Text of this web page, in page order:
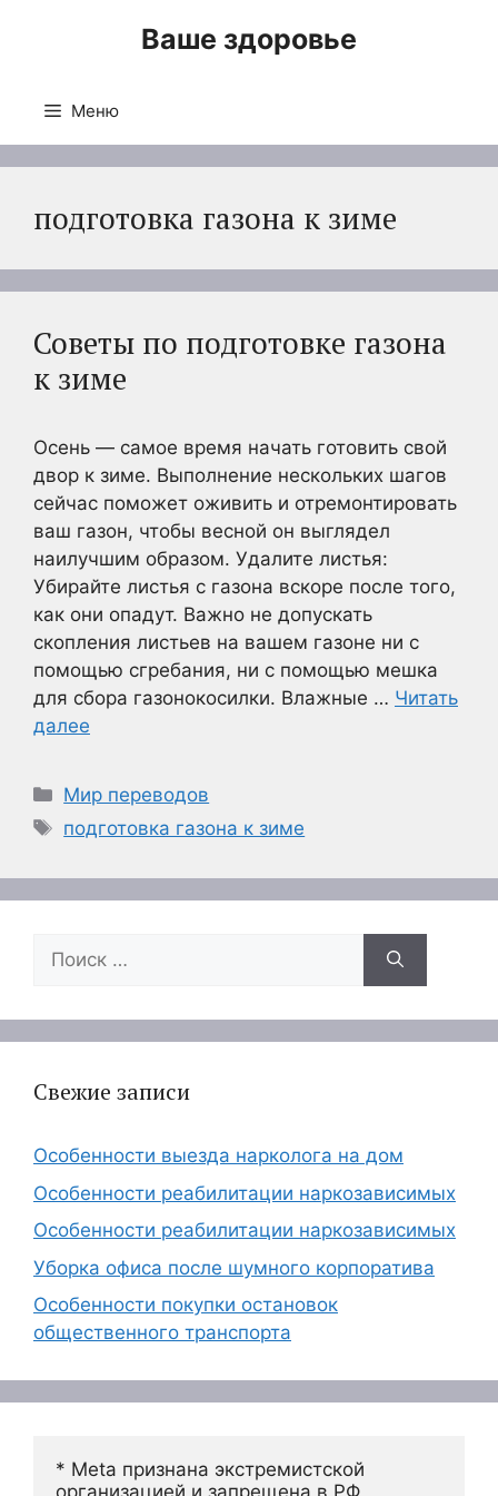
Ваше здоровье
Меню
подготовка газона к зиме
Советы по подготовке газона
к зиме
Осень — самое время начать готовить свой
двор к зиме. Выполнение нескольких шагов
сейчас поможет оживить и отремонтировать
ваш газон, чтобы весной он выглядел
наилучшим образом. Удалите листья:
Убирайте листья с газона вскоре после того,
как они опадут. Важно не допускать
скопления листьев на вашем газоне ни с
помощью сгребания, ни с помощью мешка
для сбора газонокосилки. Влажные … Читать
далее
Рубрики
Мир переводов
Метки
подготовка газона к зиме
Поиск:
Свежие записи
Особенности выезда нарколога на дом
Особенности реабилитации наркозависимых
Особенности реабилитации наркозависимых
Уборка офиса после шумного корпоратива
Особенности покупки остановок
общественного транспорта
* Meta признана экстремистской
организацией и запрещена в РФ